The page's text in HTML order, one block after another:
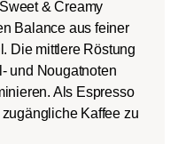
& Creamy
Balance aus feiner
Die mittlere Röstung
und Nougatnoten
Als Espresso
Kaffee zu